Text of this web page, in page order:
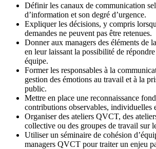
Définir les canaux de communication
d’information et son degré d’urgence.
Expliquer les décisions, y compris
demandes ne peuvent pas être retenues.
Donner aux managers des éléments de
en leur laissant la possibilité de
équipe.
Former les responsables à la
gestion des émotions au travail et à la
public.
Mettre en place une reconnaissance
contributions observables, individuelles
Organiser des ateliers QVCT, des
collective ou des groupes de travail sur
Utiliser un séminaire de cohésion
managers QVCT pour traiter un enjeu